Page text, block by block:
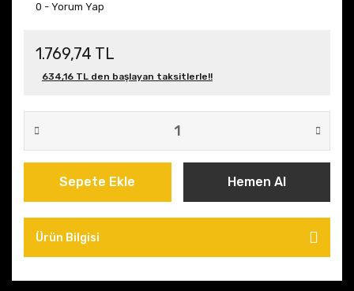
0 - Yorum Yap
1.769,74 TL
634,16 TL den başlayan taksitlerle!!
Sepete Ekle Hemen Al
Ürün Bilgisi